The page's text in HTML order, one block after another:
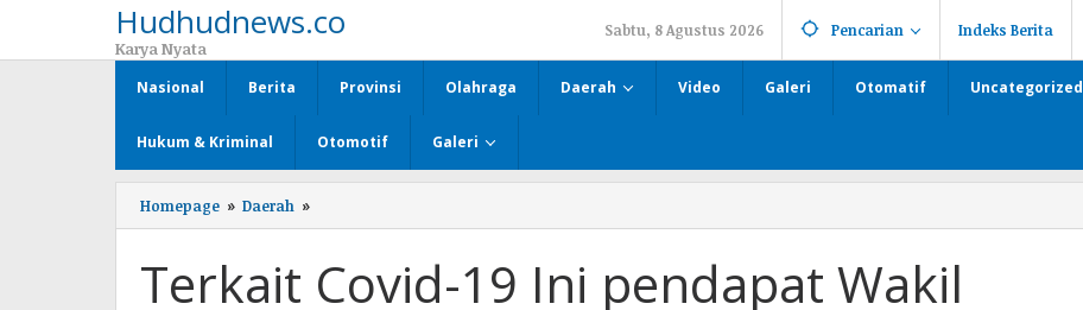
Hudhudnews.co
Karya Nyata
Sabtu, 8 Agustus 2026 Pencarian Indeks Berita
Nasional Berita Provinsi Olahraga Daerah Video Galeri Otomatif Uncategorized
Hukum & Kriminal Otomotif Galeri
Homepage » Daerah »
Covid-
Ini
pendapat
Terkait Covid-19 Ini pendapat Wakil